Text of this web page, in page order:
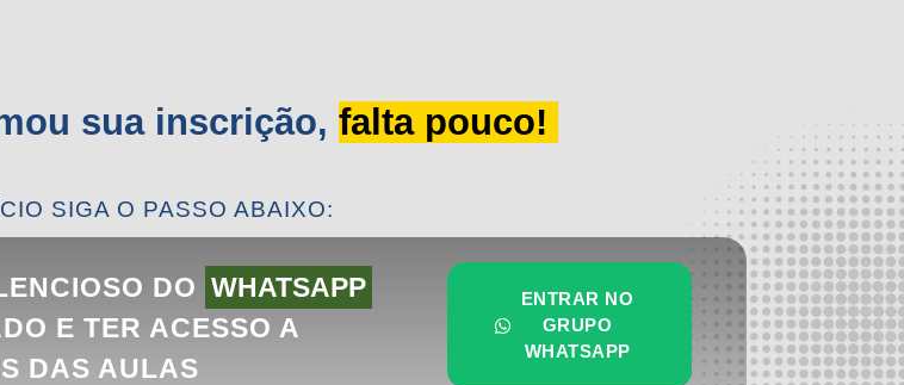
sua inscrição, falta pouco!
SIGA O PASSO ABAIXO:
DO WHATSAPP
E TER ACESSO A
DAS AULAS
ENTRAR NO
GRUPO
WHATSAPP